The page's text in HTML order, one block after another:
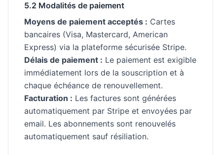
5.2 Modalités de paiement
Moyens de paiement acceptés : Cartes
bancaires (Visa, Mastercard, American
Express) via la plateforme sécurisée Stripe.
Délais de paiement : Le paiement est exigible
immédiatement lors de la souscription et à
chaque échéance de renouvellement.
Facturation : Les factures sont générées
automatiquement par Stripe et envoyées par
email. Les abonnements sont renouvelés
automatiquement sauf résiliation.